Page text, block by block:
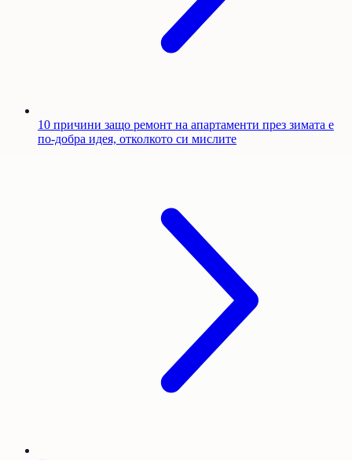
10 причини защо ремонт на апартаменти през зимата е
по-добра идея, отколкото си мислите